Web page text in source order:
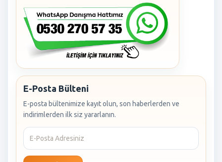
E-Posta Bülteni
E-posta bültenimize kayıt olun, son haberlerden ve
indirimlerden ilk siz yararlanın.